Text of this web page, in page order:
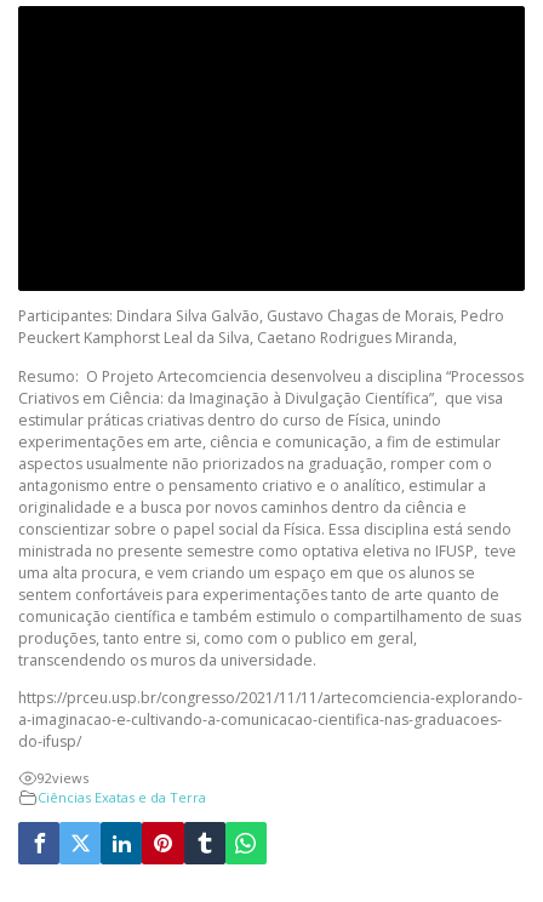
Participantes: Dindara Silva Galvão, Gustavo Chagas de Morais, Pedro
Peuckert Kamphorst Leal da Silva, Caetano Rodrigues Miranda,
Resumo: O Projeto Artecomciencia desenvolveu a disciplina “Processos
Criativos em Ciência: da Imaginação à Divulgação Científica”, que visa
estimular práticas criativas dentro do curso de Física, unindo
experimentações em arte, ciência e comunicação, a fim de estimular
aspectos usualmente não priorizados na graduação, romper com o
antagonismo entre o pensamento criativo e o analítico, estimular a
originalidade e a busca por novos caminhos dentro da ciência e
conscientizar sobre o papel social da Física. Essa disciplina está sendo
ministrada no presente semestre como optativa eletiva no IFUSP, teve
uma alta procura, e vem criando um espaço em que os alunos se
sentem confortáveis para experimentações tanto de arte quanto de
comunicação científica e também estimulo o compartilhamento de suas
produções, tanto entre si, como com o publico em geral,
transcendendo os muros da universidade.
https://prceu.usp.br/congresso/2021/11/11/artecomciencia-explorando-
a-imaginacao-e-cultivando-a-comunicacao-cientifica-nas-graduacoes-
do-ifusp/
92views
Ciências Exatas e da Terra